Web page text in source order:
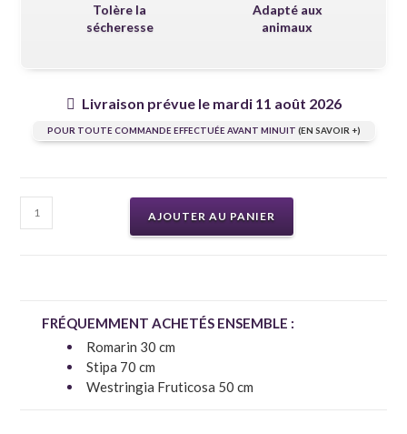
Tolère la
sécheresse
Adapté aux
animaux
Livraison prévue le mardi 11 août 2026
POUR TOUTE COMMANDE EFFECTUÉE AVANT MINUIT (EN SAVOIR +)
AJOUTER AU PANIER
FRÉQUEMMENT ACHETÉS ENSEMBLE :
Romarin 30 cm
Stipa 70 cm
Westringia Fruticosa 50 cm